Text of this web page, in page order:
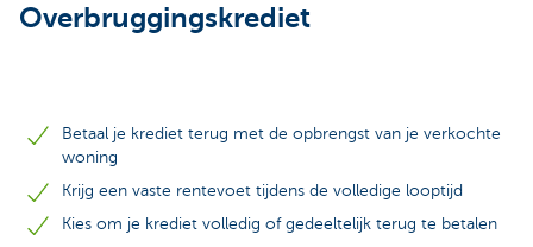
Overbruggingskrediet
Betaal je krediet terug met de opbrengst van je verkochte
woning
Krijg een vaste rentevoet tijdens de volledige looptijd
Kies om je krediet volledig of gedeeltelijk terug te betalen